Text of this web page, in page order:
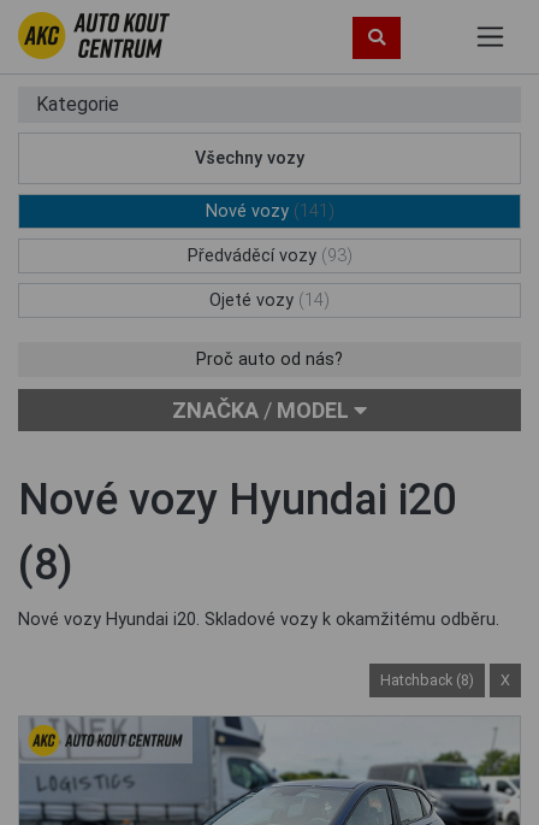
Kategorie
Všechny vozy
Nové vozy (141)
Předváděcí vozy (93)
Ojeté vozy (14)
Proč auto od nás?
ZNAČKA / MODEL
Nové vozy Hyundai i20
(8)
Nové vozy Hyundai i20. Skladové vozy k okamžitému odběru.
Hatchback (8) X